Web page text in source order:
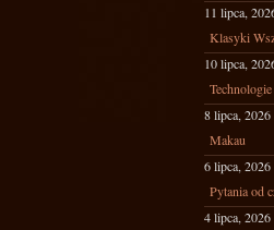
11 lipca,
Klasyki
10 lipca,
8 lipca, 2026
Makau
6 lipca, 2026
Pytania od
4 lipca, 2026